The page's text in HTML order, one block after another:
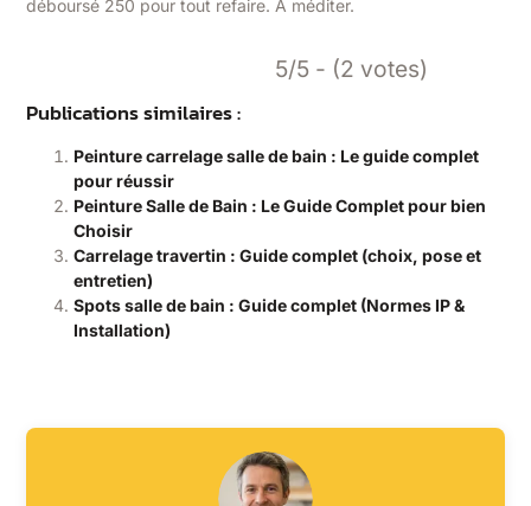
déboursé 250 pour tout refaire. À méditer.
5/5 - (2 votes)
Publications similaires :
Peinture carrelage salle de bain : Le guide complet
pour réussir
Peinture Salle de Bain : Le Guide Complet pour bien
Choisir
Carrelage travertin : Guide complet (choix, pose et
entretien)
Spots salle de bain : Guide complet (Normes IP &
Installation)